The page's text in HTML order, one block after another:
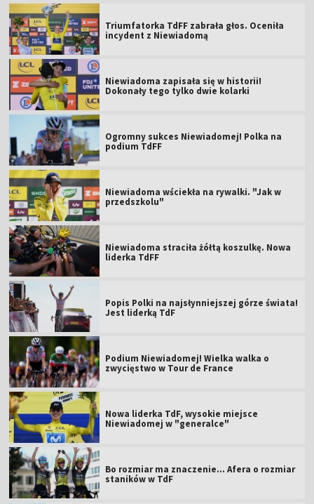
Triumfatorka TdFF zabrała głos. Oceniła
incydent z Niewiadomą
Niewiadoma zapisała się w historii!
Dokonały tego tylko dwie kolarki
Ogromny sukces Niewiadomej! Polka na
podium TdFF
Niewiadoma wściekła na rywalki. "Jak w
przedszkolu"
Niewiadoma straciła żółtą koszulkę. Nowa
liderka TdFF
Popis Polki na najsłynniejszej górze świata!
Jest liderką TdF
Podium Niewiadomej! Wielka walka o
zwycięstwo w Tour de France
Nowa liderka TdF, wysokie miejsce
Niewiadomej w "generalce"
Bo rozmiar ma znaczenie... Afera o rozmiar
staników w TdF